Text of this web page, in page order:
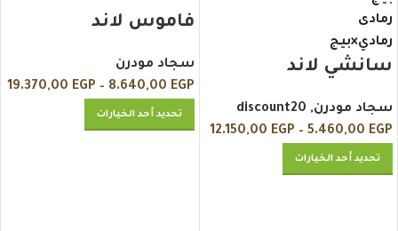
رمادى
رمادي×بيج
سانشي لاند
سجاد مودرن,
discount20
5.460,00 EGP
–
12.150,00 EGP
تحديد أحد الخيارات
فاموس لاند
سجاد مودرن
8.640,00 EGP
–
19.370,00 EGP
تحديد أحد الخيارات